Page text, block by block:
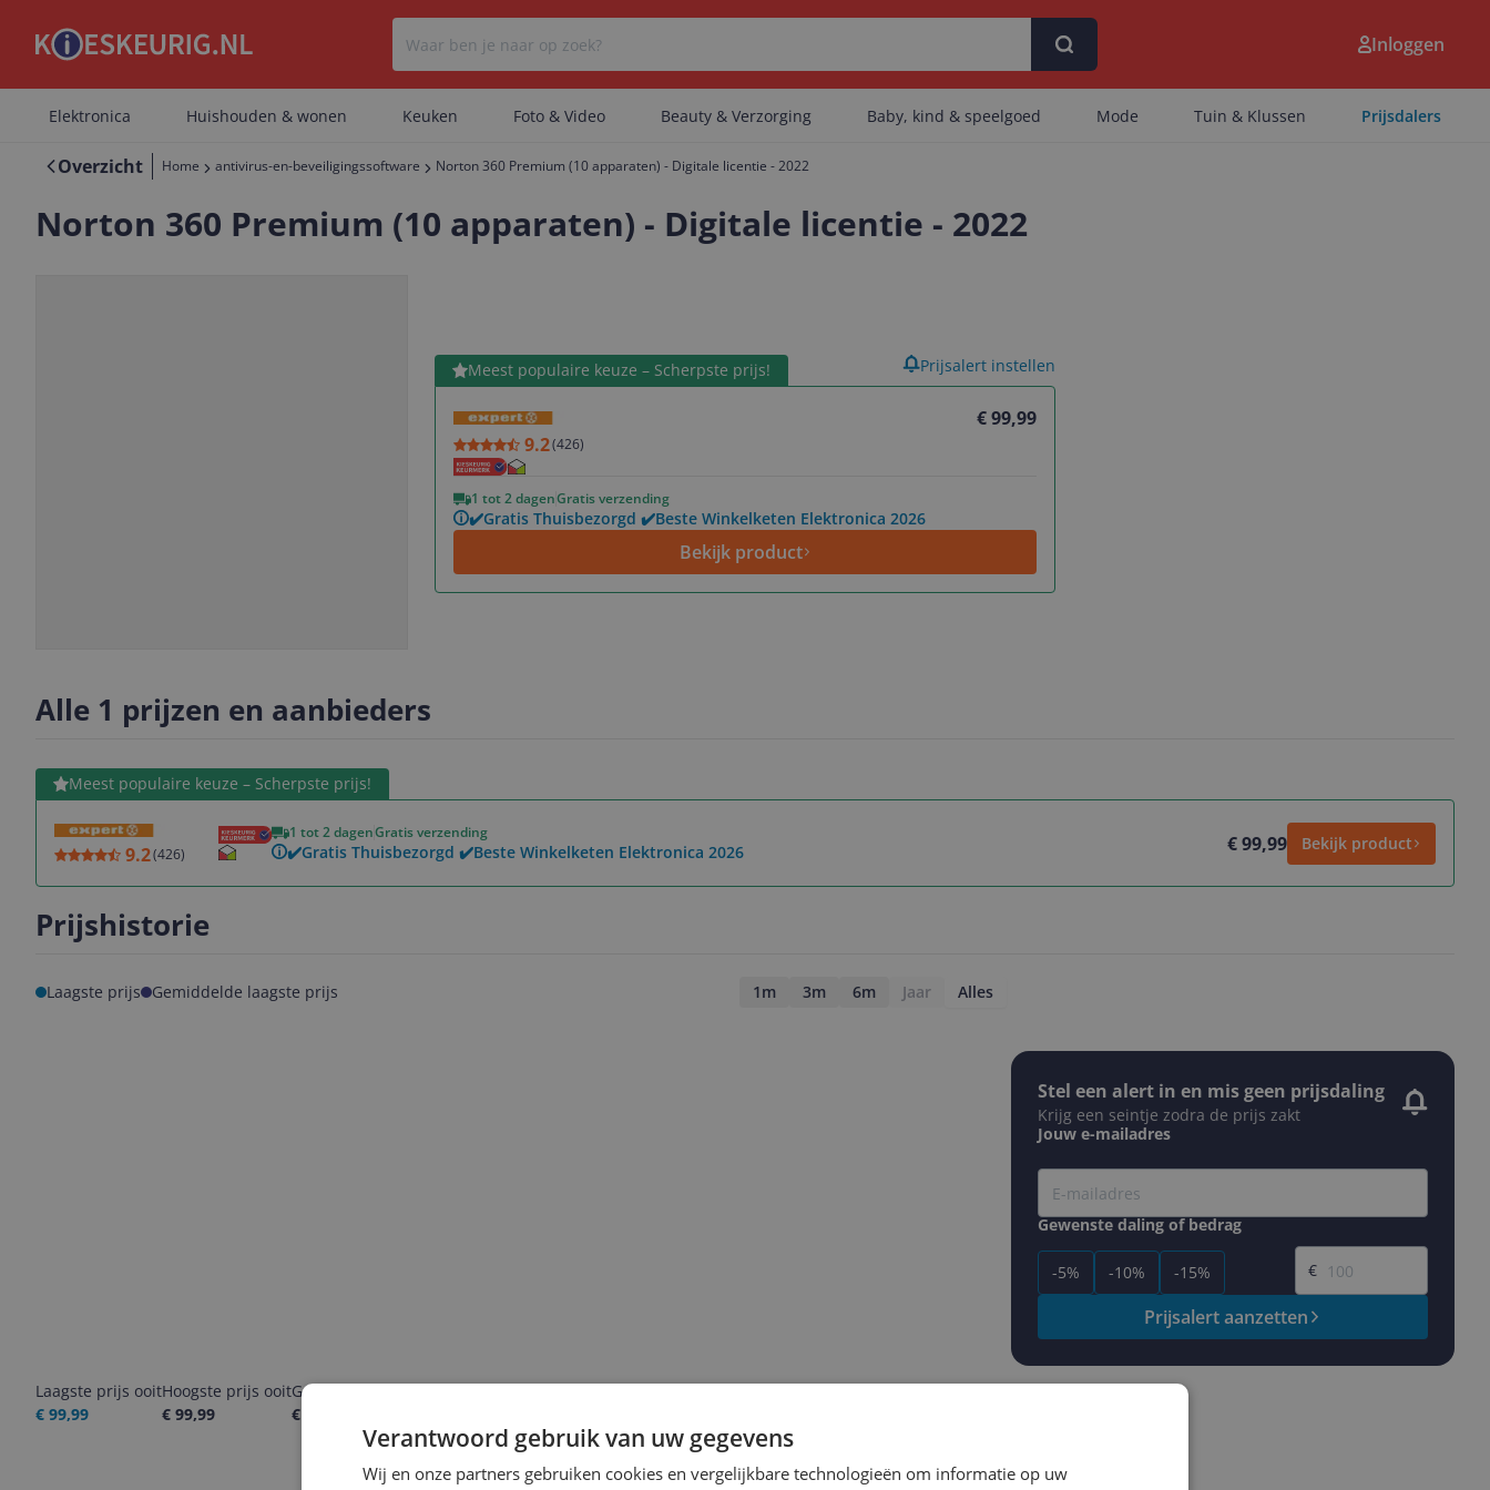
Er zijn geen categorieën gevonden.
Er zijn geen artikelen gevonden.
Inloggen
Elektronica Huishouden & wonen Keuken Foto & Video Beauty & Verzorging Baby, kind & speelgoed Mode Tuin & Klussen Prijsdalers
Overzicht Home antivirus-en-beveiligingssoftware Norton 360 Premium (10 apparaten) - Digitale licentie - 2022
Norton 360 Premium (10 apparaten) - Digitale licentie - 2022
Meest populaire keuze – Scherpste prijs!
€ 99,99
9.2(426)
1 tot 2 dagenGratis verzending
✔️Gratis Thuisbezorgd ✔️Beste Winkelketen Elektronica 2026
Bekijk product
Bekijk product Prijsalert instellen
Alle 1 prijzen en aanbieders
Meest populaire keuze – Scherpste prijs!
9.2(426)
1 tot 2 dagenGratis verzending
✔️Gratis Thuisbezorgd ✔️Beste Winkelketen Elektronica 2026 € 99,99 Bekijk product
Bekijk product
Prijshistorie
Laagste prijs Gemiddelde laagste prijs 1m 3m 6m Jaar Alles
Laagste prijs ooit
€ 99,99
Hoogste prijs ooit
€ 99,99
Goedkoopste nu
€ 99,99
Laatste prijsupdate
Stel een alert in en mis geen prijsdaling
Krijg een seintje zodra de prijs zakt
Jouw e-mailadres
Gewenste daling of bedrag
-5% -10% -15%
Gewenste prijs
€
Prijsalert aanzetten
Verantwoord gebruik van uw gegevens
Wij en onze partners gebruiken cookies en vergelijkbare technologieën om informatie op uw